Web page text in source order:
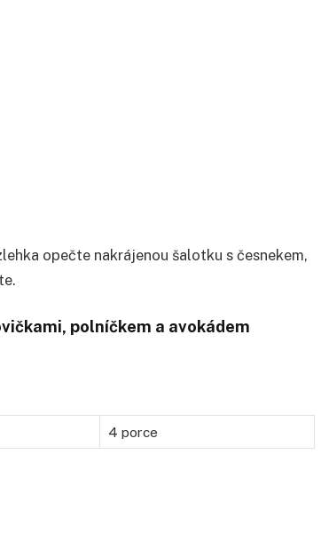
opečte nakrájenou šalotku s česnekem,
polníčkem a avokádem
4 porce